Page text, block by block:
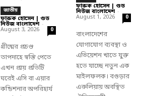
জাতীয়
ফারুক হোসেন | গুড
নিউজ বাংলাদেশ -
August 3, 2026 0
গ্রীষ্মের প্রচণ্ড
তাপদাহে স্বস্তি পেতে
এখন প্রায় প্রতিটি
ঘরেই এসি বা এয়ার
কন্ডিশনার অপরিহার্য
ফারুক হোসেন | গুড
নিউজ বাংলাদেশ -
August 1, 2026 0
বাংলাদেশের
যোগাযোগ ব্যবস্থা ও
এভিয়েশন খাতে যুক্ত
হতে যাচ্ছে নতুন এক
মাইলফলক। বগুড়ার
এরুলিয়ায় অবস্থিত